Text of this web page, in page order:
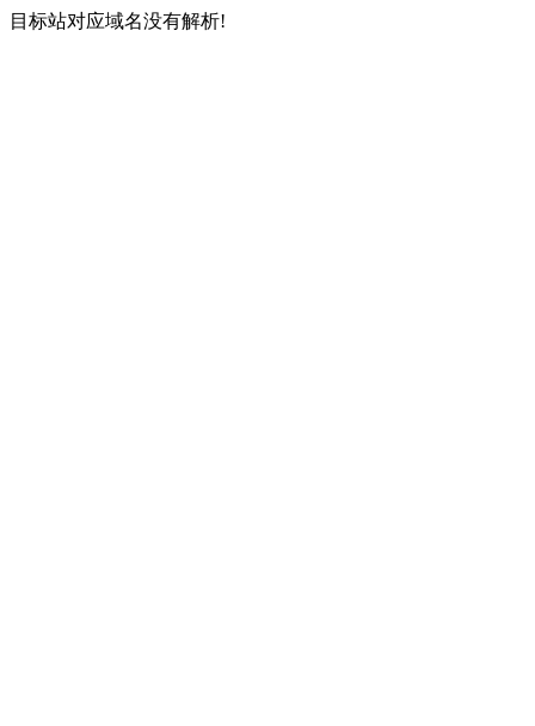
目标站对应域名没有解析!